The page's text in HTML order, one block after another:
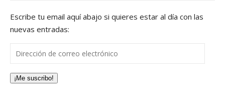
Escribe tu email aquí abajo si quieres estar al día con las
nuevas entradas:
Dirección de correo electrónico
¡Me suscribo!